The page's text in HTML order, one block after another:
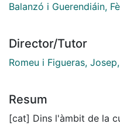
Balanzó i Guerendiáin,
Director/Tutor
Romeu i Figueras,
Resum
[cat] Dins l'àmbit de la cultura popular, entesa com el